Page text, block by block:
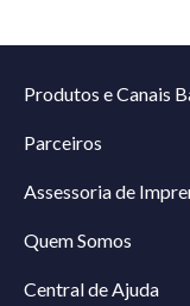
Produtos e Canais
Parceiros
Assessoria de
Quem Somos
Central de Ajuda